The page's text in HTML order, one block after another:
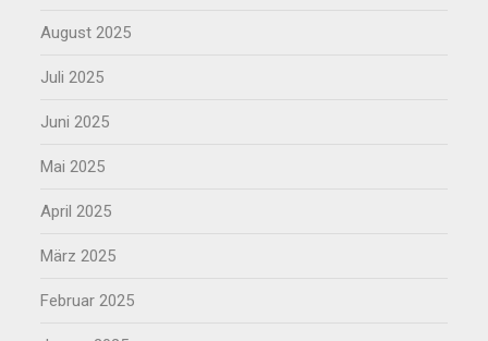
August 2025
Juli 2025
Juni 2025
Mai 2025
April 2025
März 2025
Februar 2025